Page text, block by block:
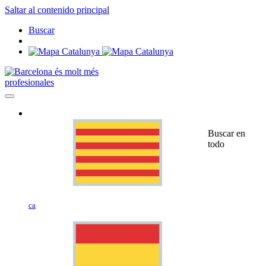
Saltar al contenido principal
Buscar
profesionales
ca
Buscar en
todo